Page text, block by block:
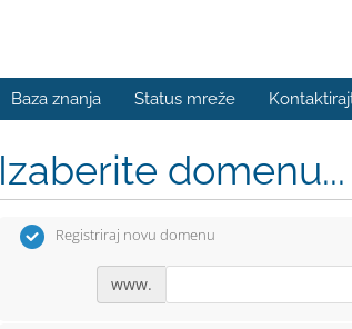
Baza znanja Status mreže
Izaberite domenu...
Registriraj novu domenu
www.